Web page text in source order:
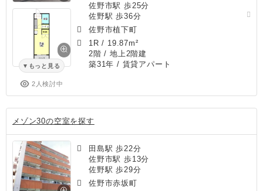
もっと見る
2人検討中
佐野市駅 歩25分
佐野駅 歩36分
佐野市植下町
1R / 19.87m²
2階 / 地上2階建
築31年 / 賃貸アパート
メゾン30の空室を探す
田島駅 歩22分
佐野市駅 歩13分
佐野駅 歩29分
佐野市赤坂町